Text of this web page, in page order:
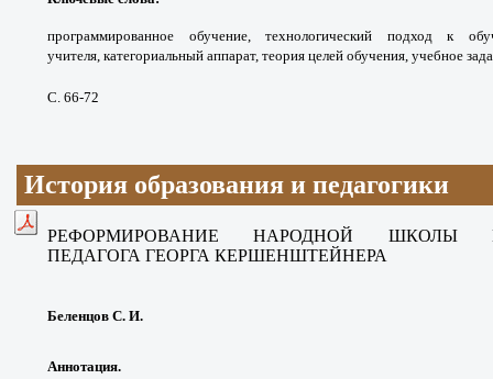
программированное обучение, технологический подход к
учителя, категориальный аппарат, теория целей обучения, учебное
С. 66-72
История образования и педагогики
РЕФОРМИРОВАНИЕ НАРОДНОЙ ШКОЛЫ
ПЕДАГОГА ГЕОРГА КЕРШЕНШТЕЙНЕРА
Беленцов С. И.
Аннотация.